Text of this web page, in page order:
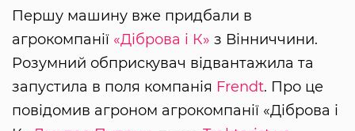
Першу машину вже придбали в
агрокомпанії «Діброва і К» з Вінниччини.
Розумний обприскувач відвантажила та
запустила в поля компанія Frendt. Про це
повідомив агроном агрокомпанії «Діброва і